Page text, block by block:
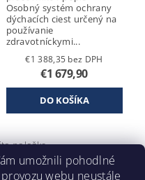
Osobný systém ochrany
dýchacích ciest určený na
používanie
zdravotníckymi...
€1 388,35 bez DPH
€1 679,90
položke.
umožnili pohodlné
webu neustále